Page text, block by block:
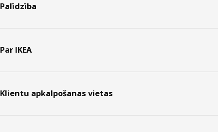
Palīdzība
Par IKEA
Klientu apkalpošanas vietas